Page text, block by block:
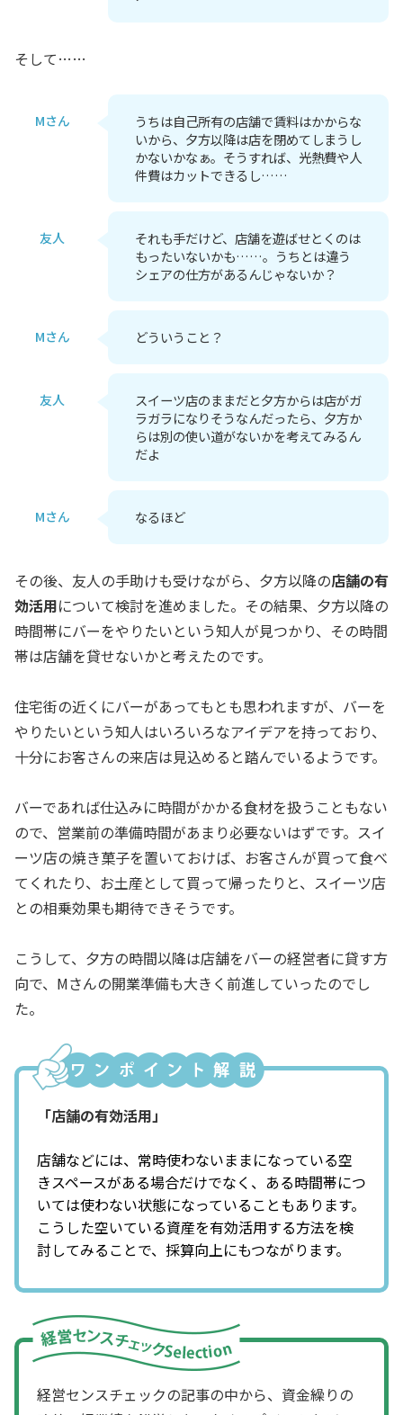
そして……
Mさん
うちは自己所有の店舗で賃料はかからな
いから、夕方以降は店を閉めてしまうし
かないかなぁ。そうすれば、光熱費や人
件費はカットできるし……
友人
それも手だけど、店舗を遊ばせとくのは
もったいないかも……。うちとは違う
シェアの仕方があるんじゃないか？
Mさん どういうこと？
友人
スイーツ店のままだと夕方からは店がガ
ラガラになりそうなんだったら、夕方か
らは別の使い道がないかを考えてみるん
だよ
Mさん なるほど
その後、友人の手助けも受けながら、夕方以降の店舗の有
効活用について検討を進めました。その結果、夕方以降の
時間帯にバーをやりたいという知人が見つかり、その時間
帯は店舗を貸せないかと考えたのです。
住宅街の近くにバーがあってもとも思われますが、バーを
やりたいという知人はいろいろなアイデアを持っており、
十分にお客さんの来店は見込めると踏んでいるようです。
バーであれば仕込みに時間がかかる食材を扱うこともない
ので、営業前の準備時間があまり必要ないはずです。スイ
ーツ店の焼き菓子を置いておけば、お客さんが買って食べ
てくれたり、お土産として買って帰ったりと、スイーツ店
との相乗効果も期待できそうです。
こうして、夕方の時間以降は店舗をバーの経営者に貸す方
向で、Mさんの開業準備も大きく前進していったのでし
た。
「店舗の有効活用」
店舗などには、常時使わないままになっている空
きスペースがある場合だけでなく、ある時間帯につ
いては使わない状態になっていることもあります。
こうした空いている資産を有効活用する方法を検
討してみることで、採算向上にもつながります。
経営センスチェックの記事の中から、資金繰りの